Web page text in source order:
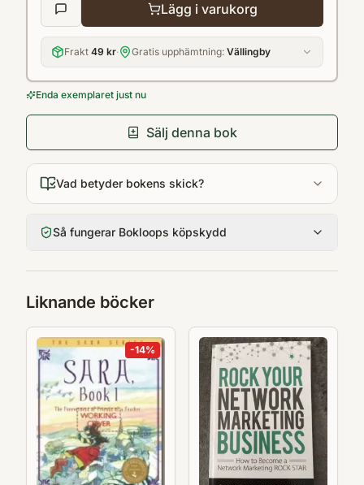
Lägg i varukorg
Frakt 49 kr· Gratis upphämtning: Vällingby
Enda exemplaret just nu
Sälj denna bok
Vad betyder bokens skick?
Så fungerar Bokloops köpskydd
Liknande böcker
-14%